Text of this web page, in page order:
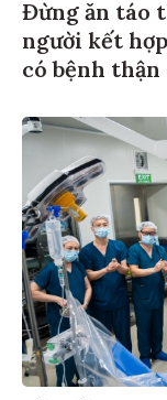
Đừng ăn táo
người kết
có bệnh